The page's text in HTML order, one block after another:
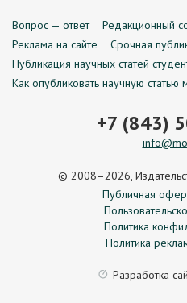
Вопрос — ответ Редакционный
Реклама на сайте
Срочная
Публикация научных статей
Как опубликовать научную статью
+7 (843)
© 2008–2026,
Публичная
Политика
Политика
Разработка